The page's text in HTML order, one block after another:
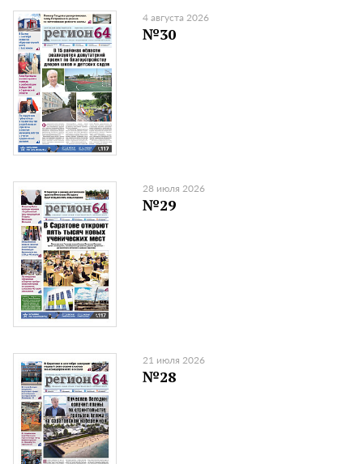
4 августа 2026
№30
28 июля 2026
№29
21 июля 2026
№28